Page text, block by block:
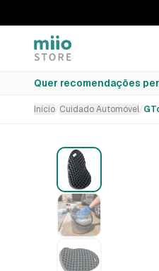
Quer recomendações
GTools Dark Grey
Início/Cuidado Automóvel/